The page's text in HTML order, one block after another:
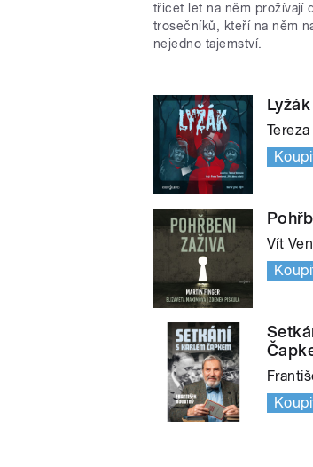
třicet let na něm prožívají
trosečníků, kteří na něm
nejedno tajemství.
Lyžák
Vít